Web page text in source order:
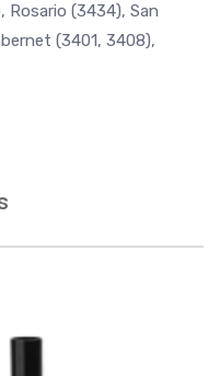
Rosario (3434), San
(3401, 3408),